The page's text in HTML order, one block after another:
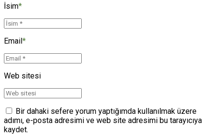
İsim*
Email*
Web sitesi
Bir dahaki sefere yorum yaptığımda kullanılmak üzere
adımı, e-posta adresimi ve web site adresimi bu tarayıcıya
kaydet.